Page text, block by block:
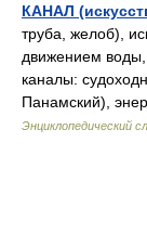
КАНАЛ
труба, желоб),
движением воды,
каналы:
Панамский),
Энциклопедический